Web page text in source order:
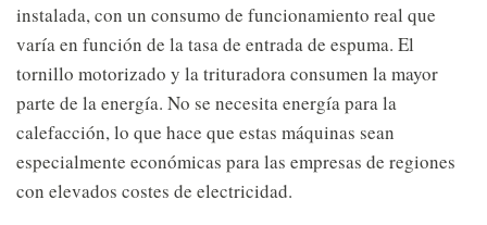
instalada, con un consumo de funcionamiento real que
varía en función de la tasa de entrada de espuma. El
tornillo motorizado y la trituradora consumen la mayor
parte de la energía. No se necesita energía para la
calefacción, lo que hace que estas máquinas sean
especialmente económicas para las empresas de regiones
con elevados costes de electricidad.